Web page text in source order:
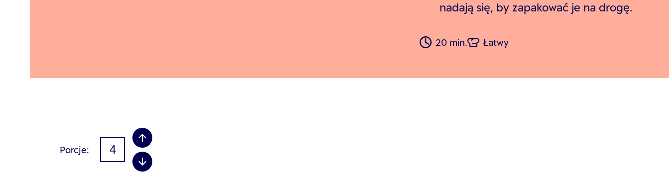
nadają się, by zapakować je na drogę.
20 min. Łatwy
Porcje